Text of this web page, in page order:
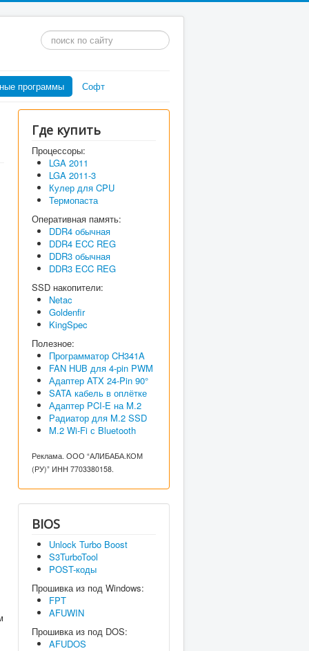
Искать...
программы Софт
Где купить
Процессоры:
LGA 2011
LGA 2011-3
Кулер для CPU
Термопаста
Оперативная память:
DDR4 обычная
DDR4 ECC REG
DDR3 обычная
DDR3 ECC REG
SSD накопители:
Netac
Goldenfir
KingSpec
Полезное:
Программатор CH341A
FAN HUB для 4-pin PWM
Адаптер ATX 24-Pin 90°
SATA кабель в оплётке
Адаптер PCI-E на M.2
Радиатор для M.2 SSD
M.2 Wi-Fi с Bluetooth
Реклама. ООО “АЛИБАБА.КОМ
(РУ)” ИНН 7703380158.
BIOS
Unlock Turbo Boost
S3TurboTool
POST-коды
Прошивка из под Windows:
FPT
AFUWIN
Прошивка из под DOS:
AFUDOS